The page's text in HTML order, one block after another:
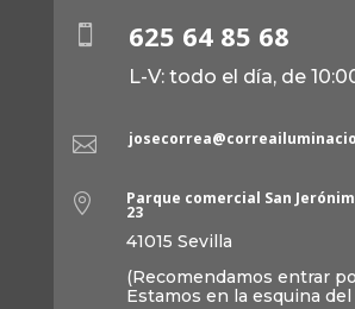
 625 64 85 68
L-V: todo el día, de

 Parque comercial San
23
41015 Sevilla
(Recomendamos entrar
Estamos en la esquina del